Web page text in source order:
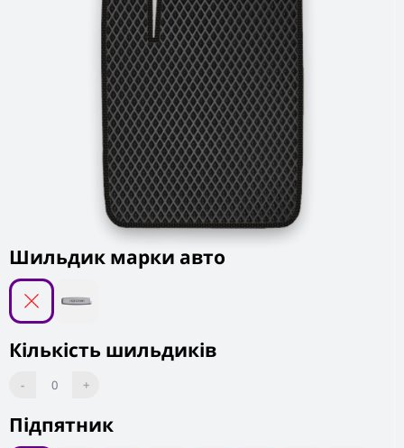
Підпятник
Шильдик марки авто
Кількість шильдиків
- 0 +